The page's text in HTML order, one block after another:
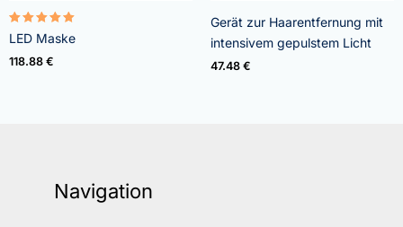
Bewertet
mit
5.00
von 5
LED Maske
118.88 €
Gerät zur Haarentfernung mit
intensivem gepulstem Licht
47.48 €
Navigation